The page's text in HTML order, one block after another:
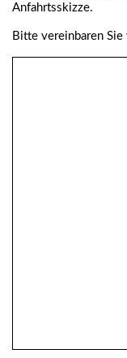
Anfahrtsskizze.
Bitte vereinbaren